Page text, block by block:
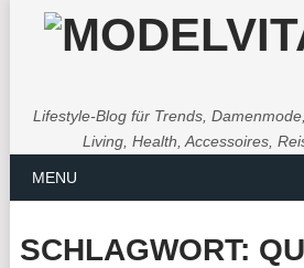
Lifestyle-Blog für Trends,
Living, Health, Accessoires,
MENU
SCHLAGWORT: